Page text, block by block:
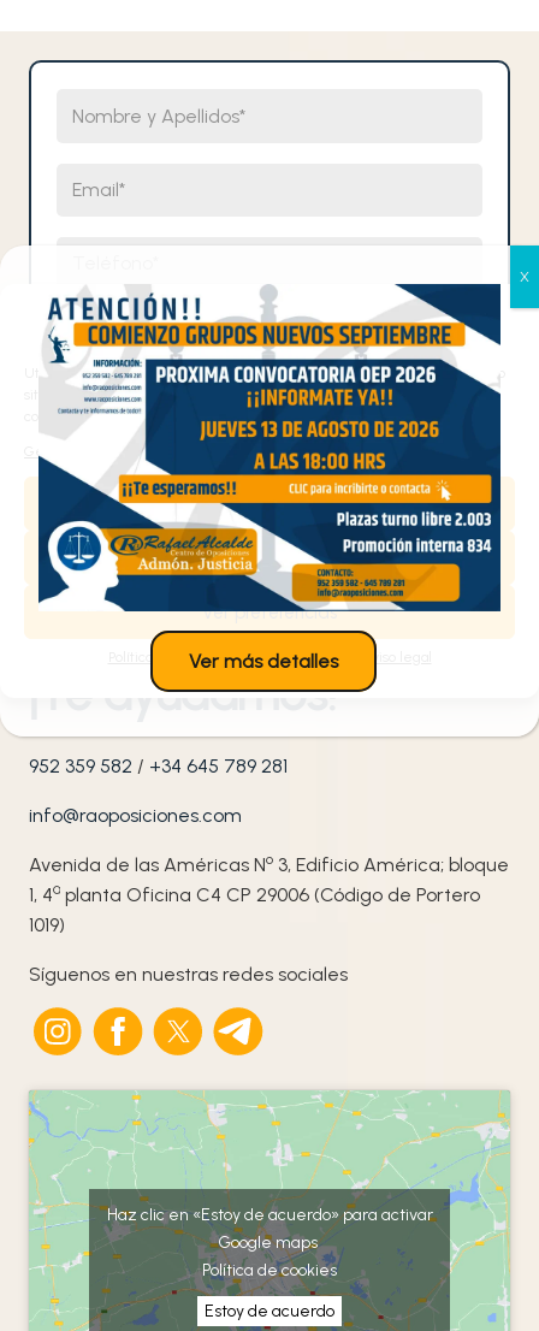
Gestionar el consentimiento
de las cookies
Utilizamos cookies propias y de terceros para analizar el tráfico en nuestro
sitio web y personalizar el contenido. Puede aceptar todas las cookies,
configurarlas según sus preferencias o rechazarlas.
Gestionar los servicios
Aceptar
Denegar
Ver preferencias
Política de cookiesPolítica de privacidad
Teléfono
Selecciona un cuerpo
Comentarios
He leído y acepto la política de privacidad
Alcalde Centro de Oposiciones.
Contacta con nosotros
¡Te ayudamos!
952 359 582 / +34 645 789 281
info@raoposiciones.com
Avenida de las Américas No 3, Edificio América; bloque
1, 4ª planta Oficina C4 CP 29006 (Código de Portero
1019)
Síguenos en nuestras redes sociales
Haz clic en «Estoy de acuerdo» para activar
Google maps
Política de cookies
Estoy de acuerdo
Ver más detalles